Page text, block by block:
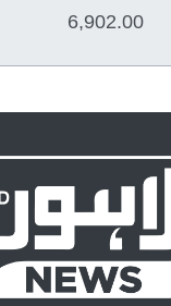
6,902.00